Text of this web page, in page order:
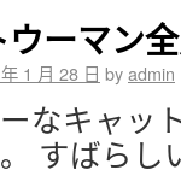
ーマン
1 月 28 日 byadmin
なキャッ
すばら